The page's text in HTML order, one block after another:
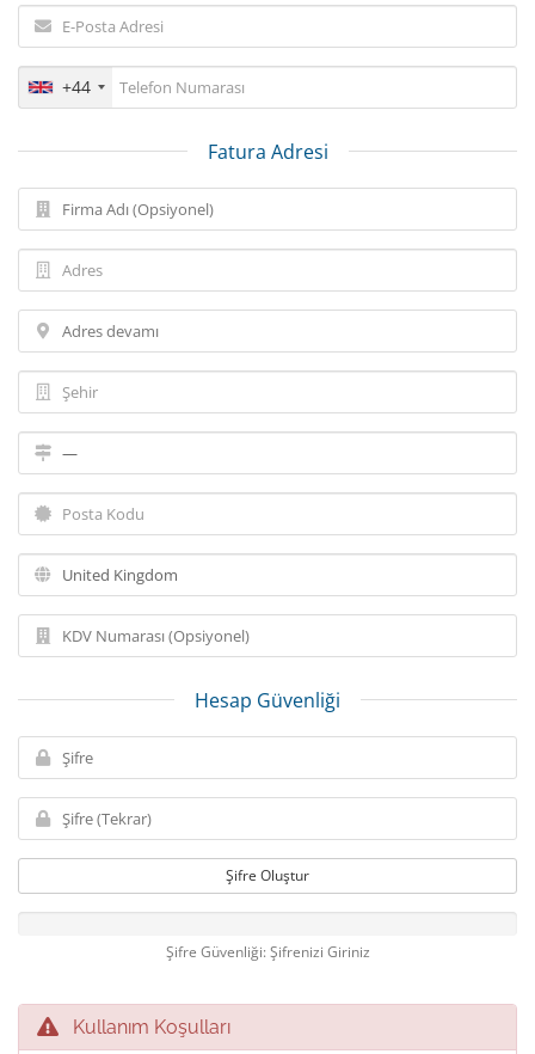
+44
Fatura Adresi
Hesap Güvenliği
Şifre Oluştur
Şifre Güvenliği: Şifrenizi Giriniz
Kullanım Koşulları